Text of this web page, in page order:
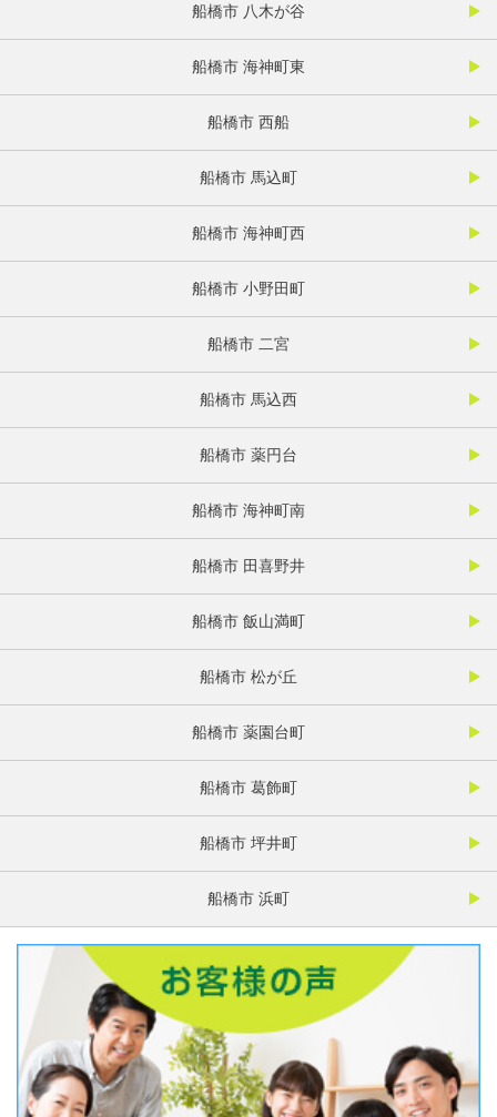
船橋市 八木が谷
船橋市 海神町東
船橋市 西船
船橋市 馬込町
船橋市 海神町西
船橋市 小野田町
船橋市 二宮
船橋市 馬込西
船橋市 薬円台
船橋市 海神町南
船橋市 田喜野井
船橋市 飯山満町
船橋市 松が丘
船橋市 薬園台町
船橋市 葛飾町
船橋市 坪井町
船橋市 浜町